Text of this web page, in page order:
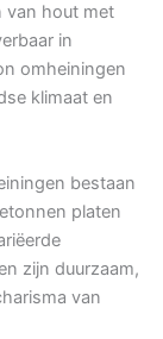
van hout met
in
omheiningen
klimaat en
bestaan
platen
zijn duurzaam,
van